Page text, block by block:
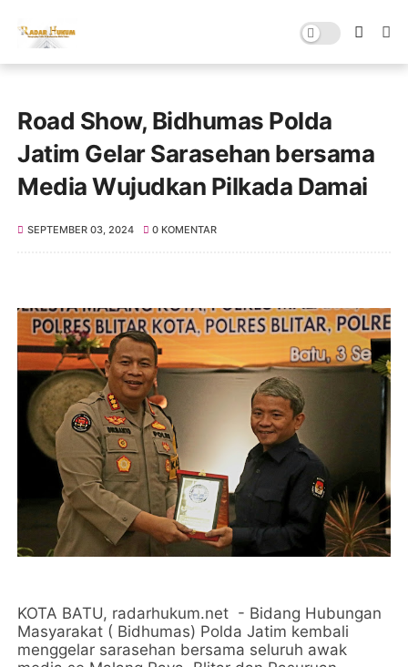
Road Show, Bidhumas Polda
Jatim Gelar Sarasehan bersama
Media Wujudkan Pilkada Damai
SEPTEMBER 03, 2024 0 KOMENTAR
KOTA BATU, radarhukum.net - Bidang Hubungan
Masyarakat ( Bidhumas) Polda Jatim kembali
menggelar sarasehan bersama seluruh awak